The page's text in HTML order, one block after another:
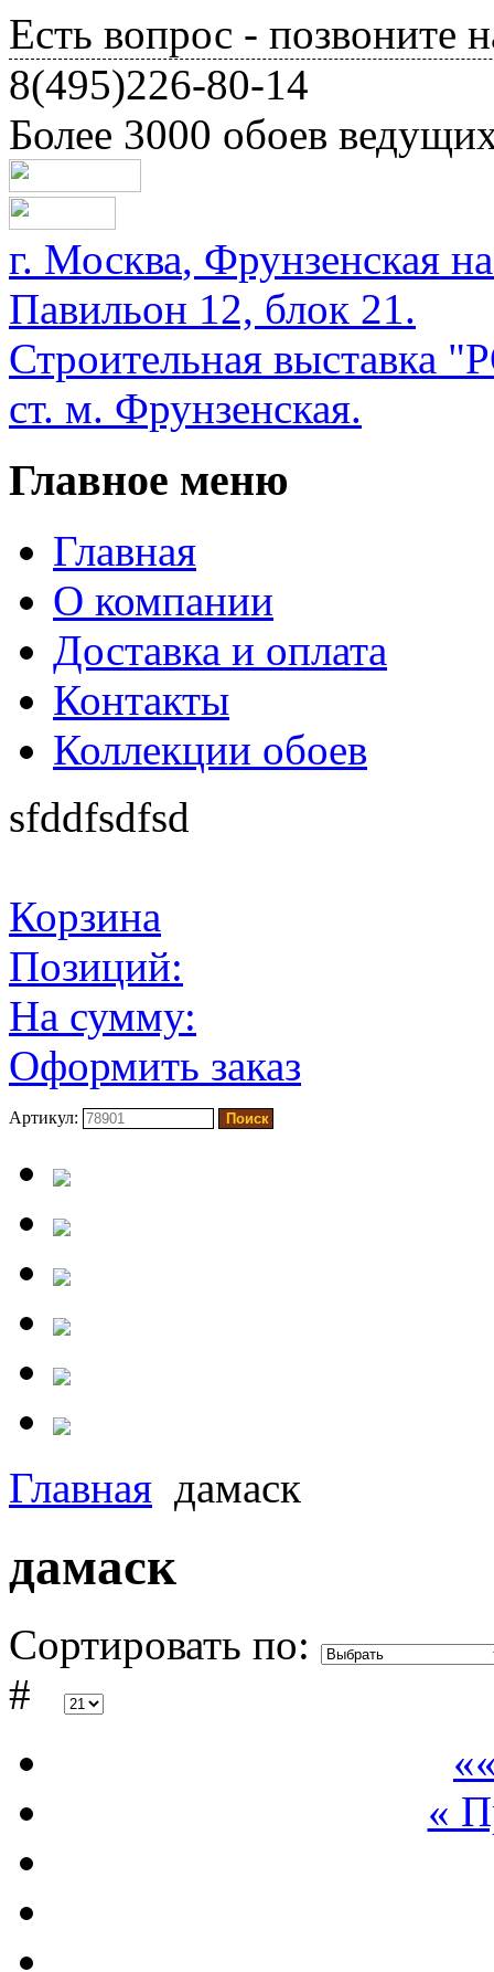
Есть вопрос - позвоните
8(495)226-80-14
Более 3000 обоев
г. Москва, Фрунзенская
Павильон 12, блок 21.
Строительная
ст. м. Фрунзенская.
Главное меню
Главная
О компании
Доставка и оплата
Контакты
Коллекции обоев
sfddfsdfsd
Корзина
Позиций:
На сумму:
Оформить заказ
Артикул:
Главная дамаск
дамаск
Сортировать по:
#
«